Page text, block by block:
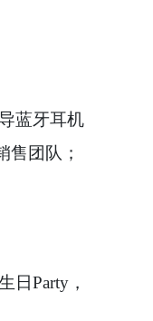
蓝牙耳机
团队；
日Party ，